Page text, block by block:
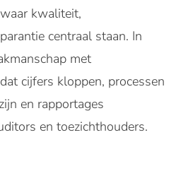
kwaliteit,
centraal staan. In
met
cijfers kloppen, processen
en rapportages
en toezichthouders.